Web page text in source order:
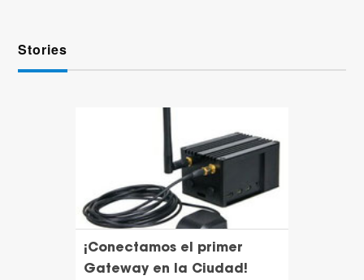
Stories
¡Conectamos el primer
Gateway en la Ciudad!